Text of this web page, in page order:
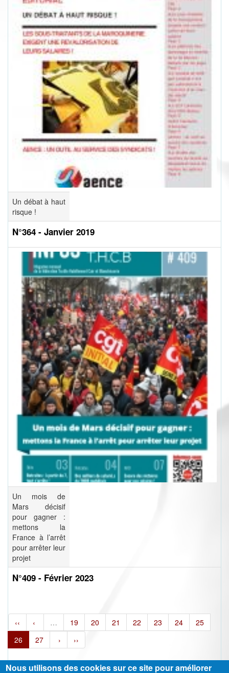
Un débat à haut
risque !
N°364 - Janvier 2019
Un mois de
Mars décisif
pour gagner :
mettons la
France à l’arrêt
pour arrêter leur
projet
N°409 - Février 2023
‹‹ ‹ … 19 20 21 22 23 24
25
26
27 › ››
Nous utilisons des cookies sur ce site pour améliorer